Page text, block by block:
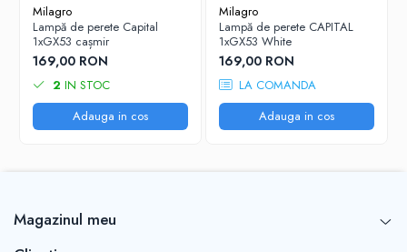
Milagro
Lampă de perete Capital
1xGX53 cașmir
169,00 RON
2 IN STOC
Adauga in cos
Milagro
Lampă de perete CAPITAL
1xGX53 White
169,00 RON
LA COMANDA
Adauga in cos
Magazinul meu